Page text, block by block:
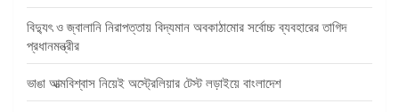
বিদ্যুৎ ও জ্বালানি নিরাপত্তায় বিদ্যমান অবকাঠামোর সর্বোচ্চ ব্যবহারের তাগিদ
প্রধানমন্ত্রীর
ভাঙা আত্মবিশ্বাস নিয়েই অস্ট্রেলিয়ার টেস্ট লড়াইয়ে বাংলাদেশ